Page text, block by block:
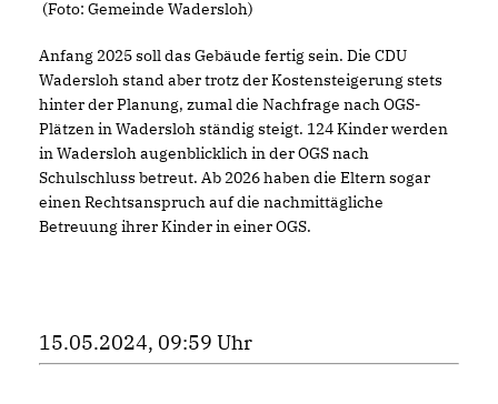
(Foto: Gemeinde Wadersloh)
Anfang 2025 soll das Gebäude fertig sein. Die CDU
Wadersloh stand aber trotz der Kostensteigerung stets
hinter der Planung, zumal die Nachfrage nach OGS-
Plätzen in Wadersloh ständig steigt. 124 Kinder werden
in Wadersloh augenblicklich in der OGS nach
Schulschluss betreut. Ab 2026 haben die Eltern sogar
einen Rechtsanspruch auf die nachmittägliche
Betreuung ihrer Kinder in einer OGS.
15.05.2024, 09:59 Uhr